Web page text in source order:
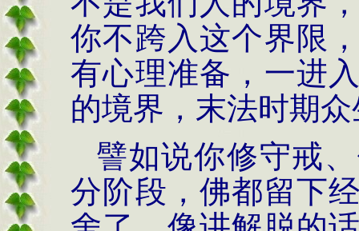
你不跨入这个界限
有心理准备，一进
的境界，末法时期
譬如说你修守戒
分阶段，佛都留下